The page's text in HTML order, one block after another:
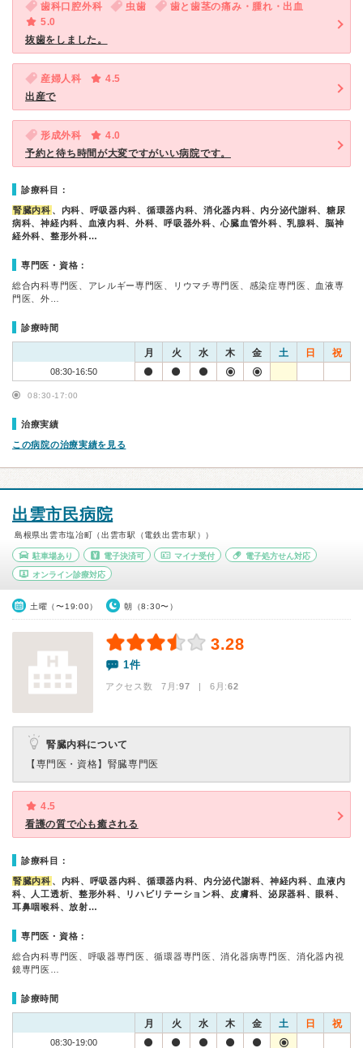
歯科口腔外科 虫歯
歯と歯茎の痛み・腫れ・出血
5.0
抜歯をしました。
産婦人科
4.5
出産で
形成外科
4.0
予約と待ち時間が大変ですがいい病院です。
診療科目：
腎臓内科 、内科、呼吸器内科、循環器内科、消化器内科、内分泌代謝科、糖尿
病科、神経内科、血液内科、外科、呼吸器外科、心臓血管外科、乳腺科、脳神
経外科、整形外科…
専門医・資格：
総合内科専門医、アレルギー専門医、リウマチ専門医、感染症専門医、血液専
門医、外…
診療時間
月 火 水 木 金 土 日 祝
08:30-16:50
08:30-17:00
治療実績
この病院の治療実績を見る
出雲市民病院
島根県出雲市塩冶町（出雲市駅（電鉄出雲市駅））
駐車場あり 電子決済可 マイナ受付 電子処方せん対応
オンライン診療対応
土曜（〜19:00） 朝（8:30〜）
3.28
1件
アクセス数 7月:97 | 6月:62
腎臓内科について
【専門医・資格】 腎臓専門医
4.5
看護の質で心も癒される
診療科目：
腎臓内科 、内科、呼吸器内科、循環器内科、内分泌代謝科、神経内科、血液内
科、人工透析、整形外科、リハビリテーション科、皮膚科、泌尿器科、眼科、
耳鼻咽喉科、放射…
専門医・資格：
総合内科専門医、呼吸器専門医、循環器専門医、消化器病専門医、消化器内視
鏡専門医…
診療時間
月 火 水 木 金 土 日 祝
08:30-19:00